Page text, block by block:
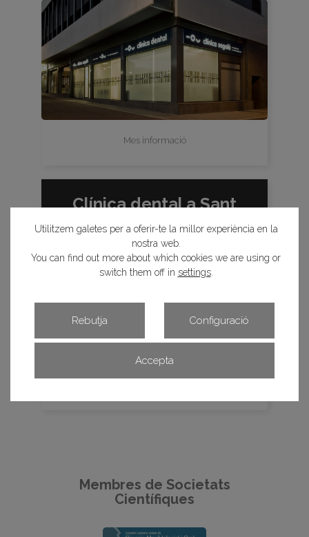
Mes informació
Clínica dental a Sant
Membres de Societats
Científiques
Utilitzem galetes per a oferir-te la millor experiència en la
nostra web.
You can find out more about which cookies we are using or
switch them off in settings.
Accepta
Rebutja Configuració